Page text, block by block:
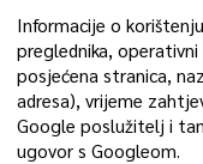
Informacije o
preglednika,
posjećena stranica,
adresa), vrijeme
Google poslužitelj i
ugovor s Googleom.